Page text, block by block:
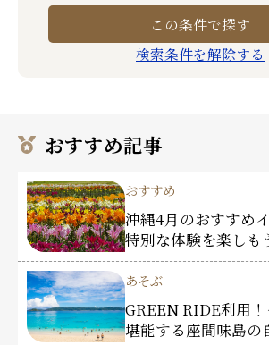
検索条件を解除する
おすすめ記事
おすすめ
沖縄4月のおすすめ
特別な体験を楽しも
あそぶ
GREEN RIDE利用
堪能する座間味島の